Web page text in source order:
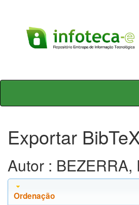
Skip
Exportar
Autor : BEZERRA,
Ordenação